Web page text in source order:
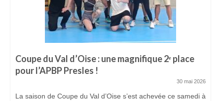
Coupe du Val d’Oise : une magnifique 2ᵉ place
pour l’APBP Presles !
30 mai 2026
La saison de Coupe du Val d’Oise s’est achevée ce samedi à